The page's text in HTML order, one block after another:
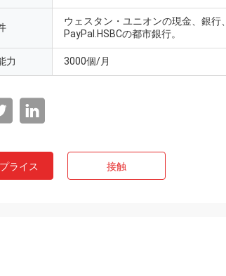
ウェスタン・ユニオンの現金、銀行、
PayPal.HSBCの都市銀行。
力 3000個/月
ライス 接触